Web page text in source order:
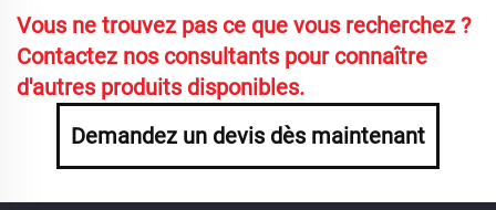
Vous ne trouvez pas ce que vous recherchez ?
Contactez nos consultants pour connaître
d'autres produits disponibles.
Demandez un devis dès maintenant